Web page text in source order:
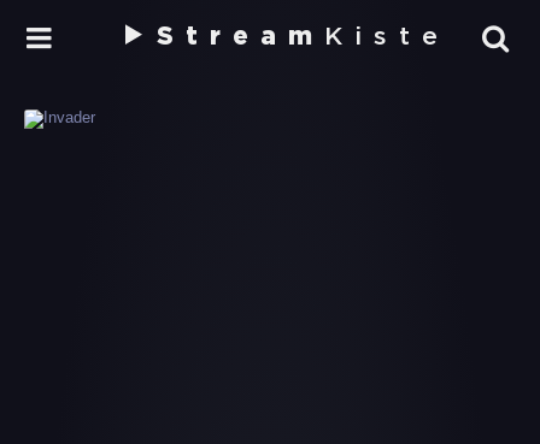
Stream Kiste